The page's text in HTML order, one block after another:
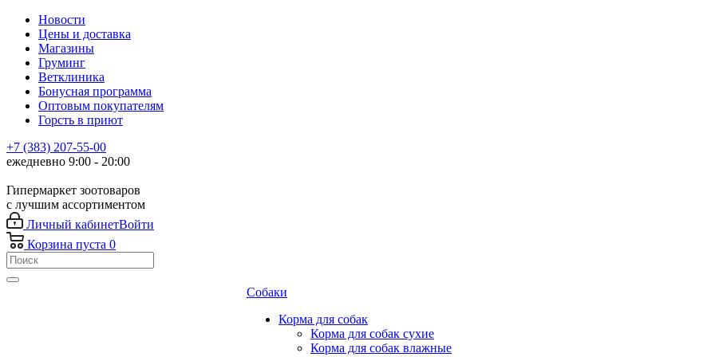
Новости
Цены и доставка
Магазины
Груминг
Ветклиника
Бонусная программа
Оптовым покупателям
Горсть в приют
+7 (383) 207-55-00
ежедневно 9:00 - 20:00
Гипермаркет зоотоваров
с лучшим ассортиментом
Личный кабинетВойти
Корзина пуста 0
Собаки
Корма для собак
Корма для собак сухие
Корма для собак влажные